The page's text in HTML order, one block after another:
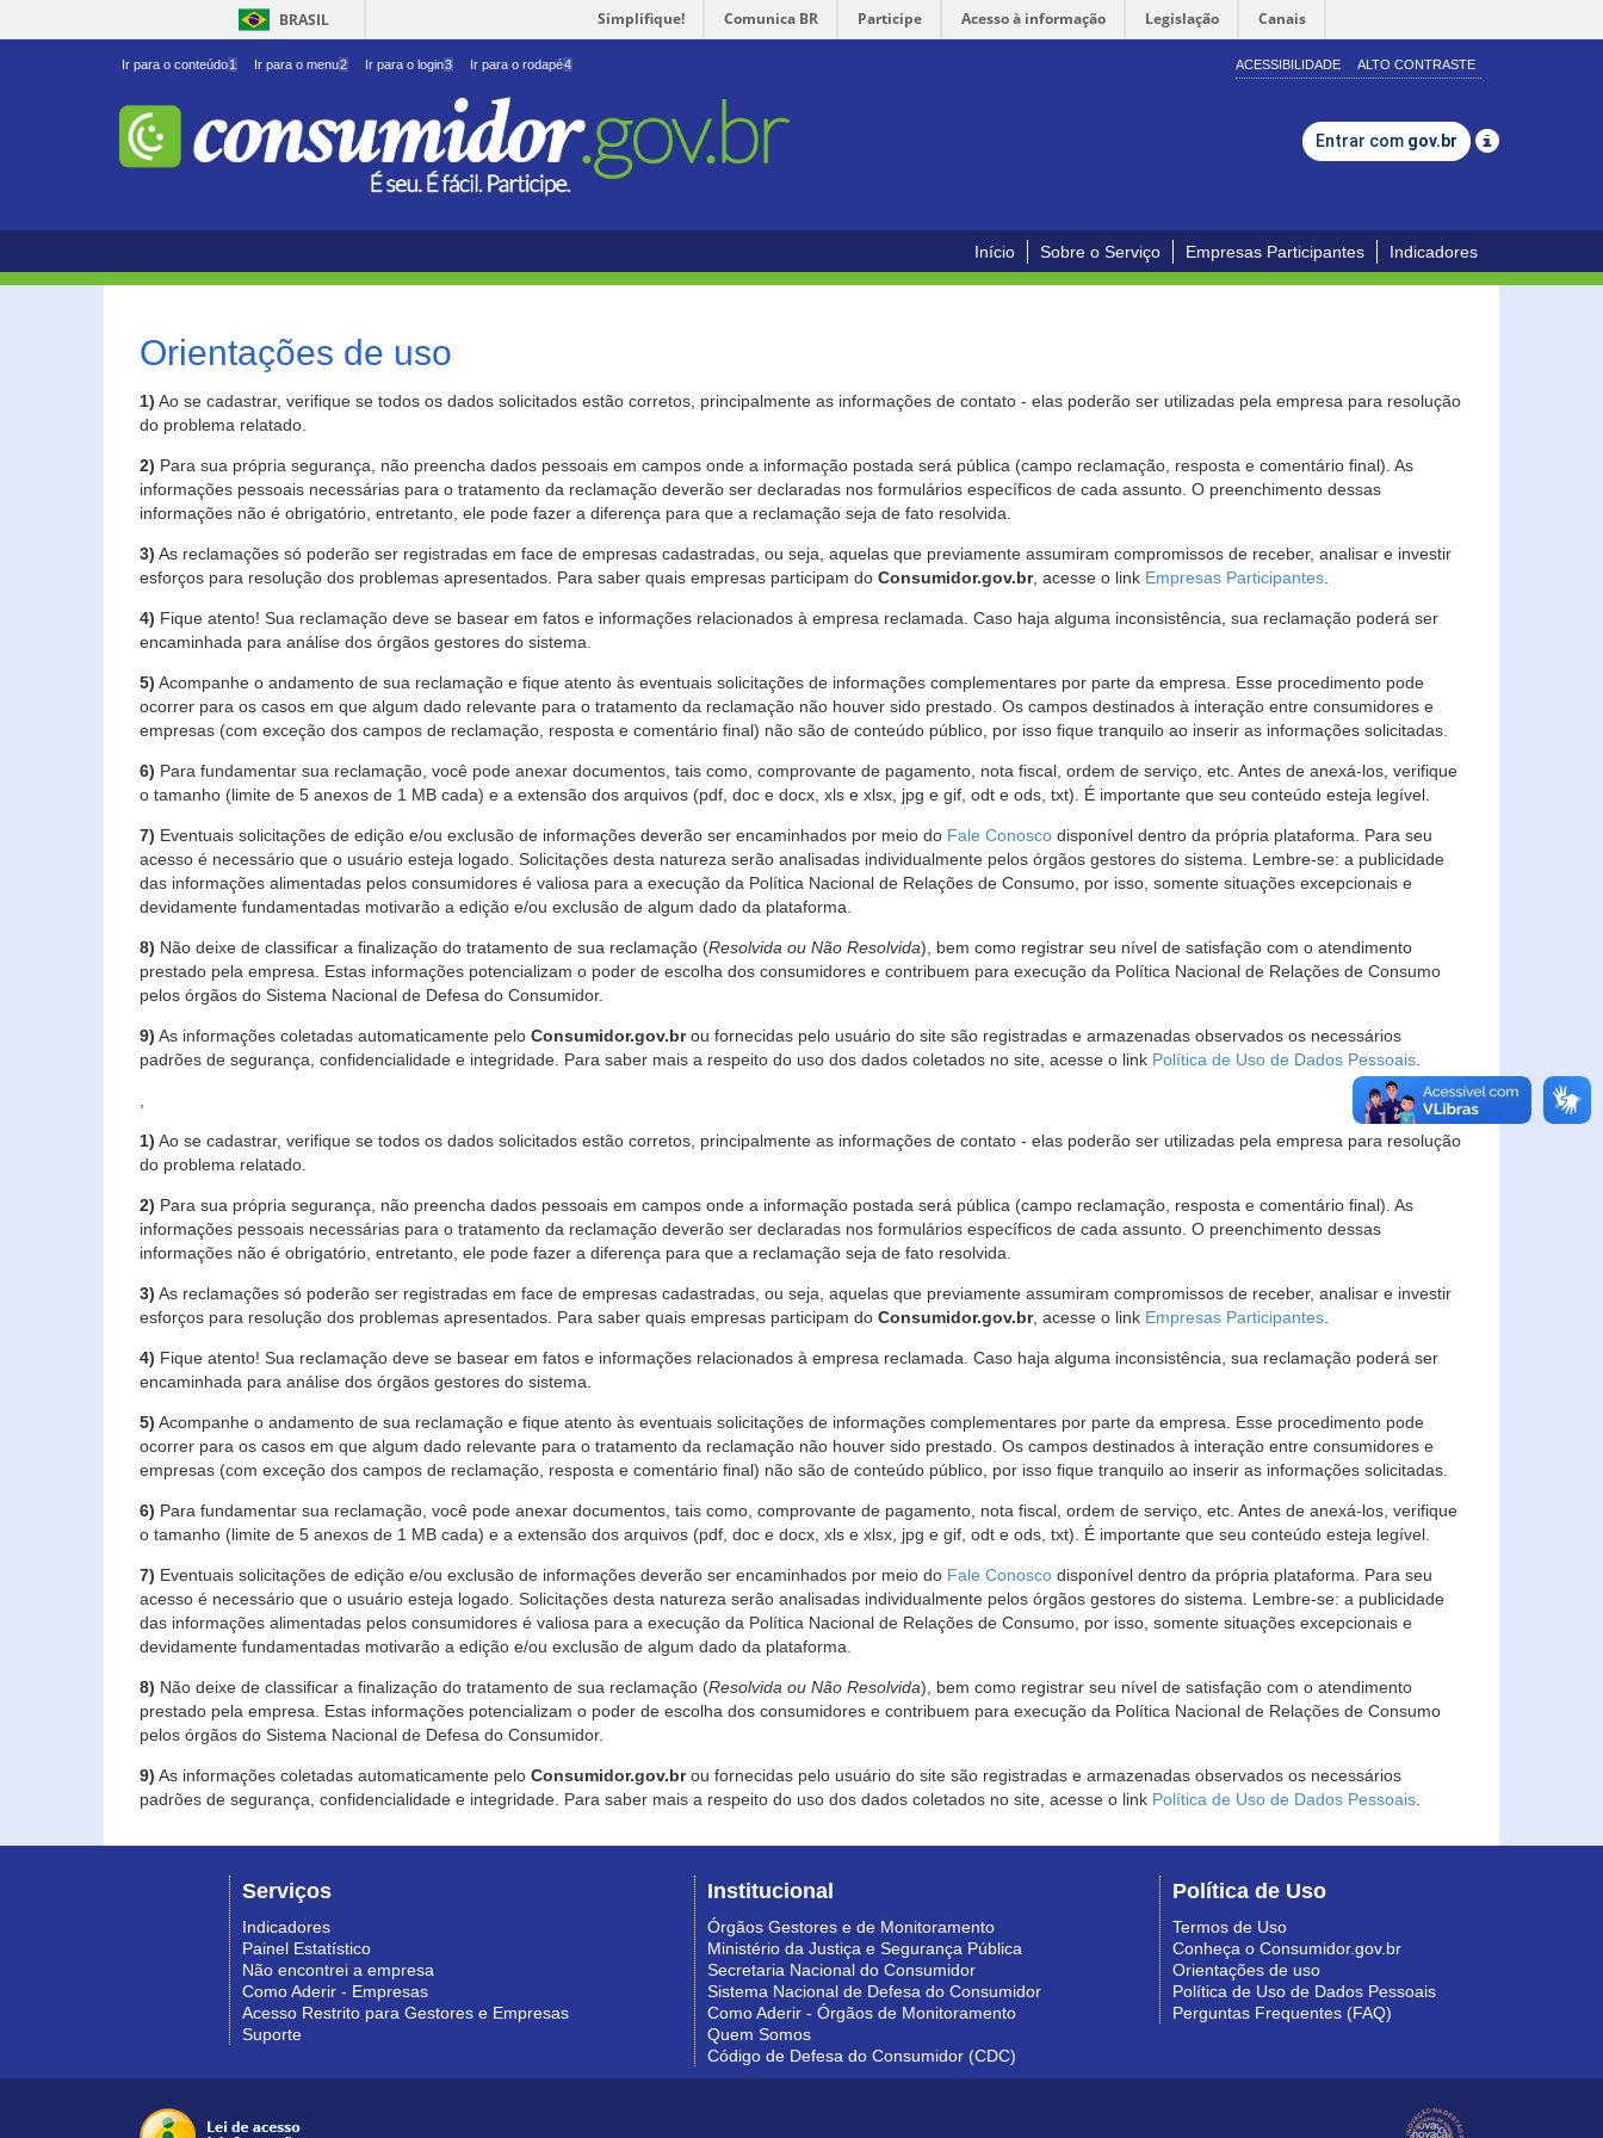
BRASIL Simplifique! Comunica BR Participe Acesso à informação Legislação Canais
Ir para o conteúdo1 Ir para o menu2 Ir para o login3 Ir para o rodapé4 ACESSIBILIDADE ALTO CONTRASTE
Entrar com gov.br
Início Sobre o Serviço Empresas Participantes Indicadores
Orientações de uso
1) Ao se cadastrar, verifique se todos os dados solicitados estão corretos, principalmente as informações de contato - elas poderão ser utilizadas pela empresa para resolução
do problema relatado.
2) Para sua própria segurança, não preencha dados pessoais em campos onde a informação postada será pública (campo reclamação, resposta e comentário final). As
informações pessoais necessárias para o tratamento da reclamação deverão ser declaradas nos formulários específicos de cada assunto. O preenchimento dessas
informações não é obrigatório, entretanto, ele pode fazer a diferença para que a reclamação seja de fato resolvida.
3) As reclamações só poderão ser registradas em face de empresas cadastradas, ou seja, aquelas que previamente assumiram compromissos de receber, analisar e investir
esforços para resolução dos problemas apresentados. Para saber quais empresas participam do Consumidor.gov.br, acesse o link Empresas Participantes
4) Fique atento! Sua reclamação deve se basear em fatos e informações relacionados à empresa reclamada. Caso haja alguma inconsistência, sua reclamação poderá ser
encaminhada para análise dos órgãos gestores do sistema.
5) Acompanhe o andamento de sua reclamação e fique atento às eventuais solicitações de informações complementares por parte da empresa. Esse procedimento pode
ocorrer para os casos em que algum dado relevante para o tratamento da reclamação não houver sido prestado. Os campos destinados à interação entre consumidores e
empresas (com exceção dos campos de reclamação, resposta e comentário final) não são de conteúdo público, por isso fique tranquilo ao inserir as informações solicitadas.
6) Para fundamentar sua reclamação, você pode anexar documentos, tais como, comprovante de pagamento, nota fiscal, ordem de serviço, etc. Antes de anexá-los, verifique
o tamanho (limite de 5 anexos de 1 MB cada) e a extensão dos arquivos (pdf, doc e docx, xls e xlsx, jpg e gif, odt e ods, txt). É importante que seu conteúdo esteja legível.
7) Eventuais solicitações de edição e/ou exclusão de informações deverão ser encaminhados por meio do Fale Conosco disponível dentro da própria plataforma. Para seu
acesso é necessário que o usuário esteja logado. Solicitações desta natureza serão analisadas individualmente pelos órgãos gestores do sistema. Lembre-se: a publicidade
das informações alimentadas pelos consumidores é valiosa para a execução da Política Nacional de Relações de Consumo, por isso, somente situações excepcionais e
devidamente fundamentadas motivarão a edição e/ou exclusão de algum dado da plataforma.
8) Não deixe de classificar a finalização do tratamento de sua reclamação (Resolvida ou Não Resolvida), bem como registrar seu nível de satisfação com o atendimento
prestado pela empresa. Estas informações potencializam o poder de escolha dos consumidores e contribuem para execução da Política Nacional de Relações de Consumo
pelos órgãos do Sistema Nacional de Defesa do Consumidor.
9) As informações coletadas automaticamente pelo Consumidor.gov.brou fornecidas pelo usuário do site são registradas e armazenadas observados os necessários
padrões de segurança, confidencialidade e integridade. Para saber mais a respeito do uso dos dados coletados no site, acesse o link Política de Uso de Dados Pessoais
1) Ao se cadastrar, verifique se todos os dados solicitados estão corretos, principalmente as informações de contato - elas poderão ser utilizadas pela empresa para resolução
do problema relatado.
2) Para sua própria segurança, não preencha dados pessoais em campos onde a informação postada será pública (campo reclamação, resposta e comentário final). As
informações pessoais necessárias para o tratamento da reclamação deverão ser declaradas nos formulários específicos de cada assunto. O preenchimento dessas
informações não é obrigatório, entretanto, ele pode fazer a diferença para que a reclamação seja de fato resolvida.
3) As reclamações só poderão ser registradas em face de empresas cadastradas, ou seja, aquelas que previamente assumiram compromissos de receber, analisar e investir
esforços para resolução dos problemas apresentados. Para saber quais empresas participam do Consumidor.gov.br, acesse o link Empresas Participantes
4) Fique atento! Sua reclamação deve se basear em fatos e informações relacionados à empresa reclamada. Caso haja alguma inconsistência, sua reclamação poderá ser
encaminhada para análise dos órgãos gestores do sistema.
5) Acompanhe o andamento de sua reclamação e fique atento às eventuais solicitações de informações complementares por parte da empresa. Esse procedimento pode
ocorrer para os casos em que algum dado relevante para o tratamento da reclamação não houver sido prestado. Os campos destinados à interação entre consumidores e
empresas (com exceção dos campos de reclamação, resposta e comentário final) não são de conteúdo público, por isso fique tranquilo ao inserir as informações solicitadas.
6) Para fundamentar sua reclamação, você pode anexar documentos, tais como, comprovante de pagamento, nota fiscal, ordem de serviço, etc. Antes de anexá-los, verifique
o tamanho (limite de 5 anexos de 1 MB cada) e a extensão dos arquivos (pdf, doc e docx, xls e xlsx, jpg e gif, odt e ods, txt). É importante que seu conteúdo esteja legível.
7) Eventuais solicitações de edição e/ou exclusão de informações deverão ser encaminhados por meio do Fale Conosco disponível dentro da própria plataforma. Para seu
acesso é necessário que o usuário esteja logado. Solicitações desta natureza serão analisadas individualmente pelos órgãos gestores do sistema. Lembre-se: a publicidade
das informações alimentadas pelos consumidores é valiosa para a execução da Política Nacional de Relações de Consumo, por isso, somente situações excepcionais e
devidamente fundamentadas motivarão a edição e/ou exclusão de algum dado da plataforma.
8) Não deixe de classificar a finalização do tratamento de sua reclamação (Resolvida ou Não Resolvida), bem como registrar seu nível de satisfação com o atendimento
prestado pela empresa. Estas informações potencializam o poder de escolha dos consumidores e contribuem para execução da Política Nacional de Relações de Consumo
pelos órgãos do Sistema Nacional de Defesa do Consumidor.
9) As informações coletadas automaticamente pelo Consumidor.gov.brou fornecidas pelo usuário do site são registradas e armazenadas observados os necessários
padrões de segurança, confidencialidade e integridade. Para saber mais a respeito do uso dos dados coletados no site, acesse o link Política de Uso de Dados Pessoais
Serviços
Indicadores
Painel Estatístico
Não encontrei a empresa
Como Aderir - Empresas
Acesso Restrito para Gestores e Empresas
Suporte
Institucional
Órgãos Gestores e de Monitoramento
Ministério da Justiça e Segurança Pública
Secretaria Nacional do Consumidor
Sistema Nacional de Defesa do Consumidor
Como Aderir - Órgãos de Monitoramento
Quem Somos
Código de Defesa do Consumidor (CDC)
Política de Uso
Termos de Uso
Conheça o Consumidor.gov.br
Orientações de uso
Política de Uso de Dados Pessoais
Perguntas Frequentes (FAQ)